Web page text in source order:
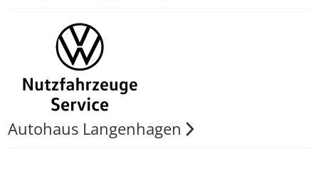
Autohaus Langenhagen